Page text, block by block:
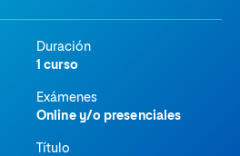
Duración
1 curso
Exámenes
Online y/o presenciales
Título